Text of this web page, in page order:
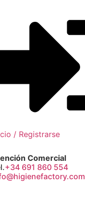
/ Registrarse
Comercial
+34 691 860 554